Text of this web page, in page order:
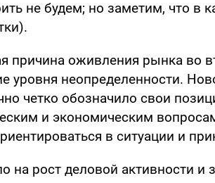
не будем; но заметим, что в
причина оживления рынка во
уровня неопределенности.
четко обозначило свои
и экономическим
в ситуации и
на рост деловой активности и